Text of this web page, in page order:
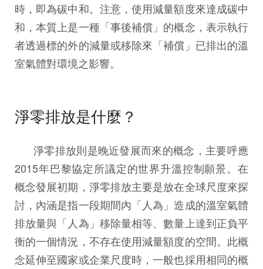
時，即為碳中和。注意，使用減量額度來達成碳中
和，本質上是一種「事後補償」的概念，表示執行
者透過標的外的減量或移除來「補償」已排出的溫
室氣體對環境之影響。
淨零排放是什麼？
淨零排放則是晚近發展而來的概念，主要呼應
2015年巴黎協定所議定的世界升溫控制願景。在
概念發展初期，淨零排放主要是放在全球尺度來探
討，內涵是指一段期間內「人為」造成的溫室氣體
排放量與「人為」移除量相等、數量上達到正負平
衡的一個情況，不存在使用減量額度的空間。此概
念延伸至國家或企業尺度時，一般也採用相同的概